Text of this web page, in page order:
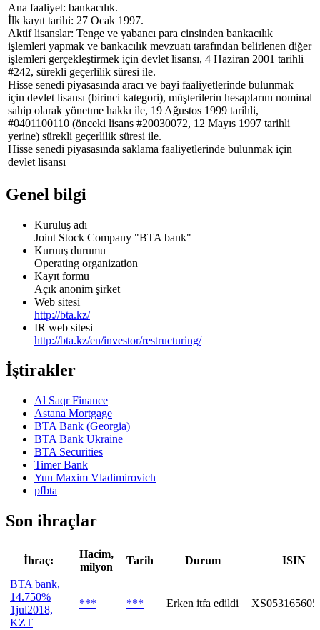
Ana faaliyet: bankacılık.
İlk kayıt tarihi: 27 Ocak 1997.
Aktif lisanslar: Tenge ve yabancı para cinsinden bankacılık
işlemleri yapmak ve bankacılık mevzuatı tarafından belirlenen diğer
işlemleri gerçekleştirmek için devlet lisansı, 4 Haziran 2001 tarihli
#242, sürekli geçerlilik süresi ile.
Hisse senedi piyasasında aracı ve bayi faaliyetlerinde bulunmak
için devlet lisansı (birinci kategori), müşterilerin hesaplarını nominal
sahip olarak yönetme hakkı ile, 19 Ağustos 1999 tarihli,
#0401100110 (önceki lisans #20030072, 12 Mayıs 1997 tarihli
yerine) sürekli geçerlilik süresi ile.
Hisse senedi piyasasında saklama faaliyetlerinde bulunmak için
devlet lisansı
Genel bilgi
Kuruluş adı
Joint Stock Company "BTA bank"
Kuruuş durumu
Operating organization
Kayıt formu
Açık anonim şirket
Web sitesi
http://bta.kz/
IR web sitesi
http://bta.kz/en/investor/restructuring/
İştirakler
Al Saqr Finance
Astana Mortgage
BTA Bank (Georgia)
BTA Bank Ukraine
BTA Securities
Timer Bank
Yun Maxim Vladimirovich
pfbta
Son ihraçlar
İhraç:
Hacim,
milyon
Tarih Durum
ISIN
BTA bank,
14.750%
1jul2018,
KZT
*** *** Erken itfa edildi